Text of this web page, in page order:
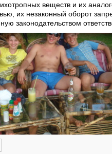
веществ и их
их незаконный оборот
законодательством